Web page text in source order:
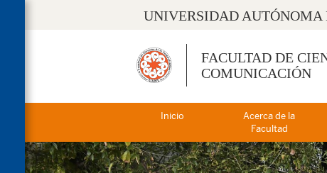
UNIVERSIDAD AUTÓNOMA
FACULTAD DE
COMUNICACIÓN
Inicio
Acerca de la
Facultad